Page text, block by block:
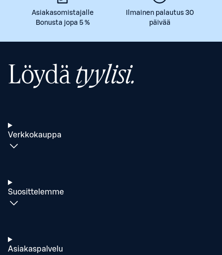
Asiakasomistajalle
Bonusta jopa 5 %
Ilmainen palautus 30
päivää
Löydätyylisi.
Verkkokauppa
Suosittelemme
Asiakaspalvelu